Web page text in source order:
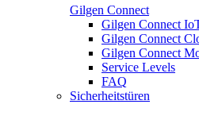
Gilgen Connect
Gilgen Connect
Gilgen Connect
Gilgen Connect
Service Levels
FAQ
Sicherheitstüren